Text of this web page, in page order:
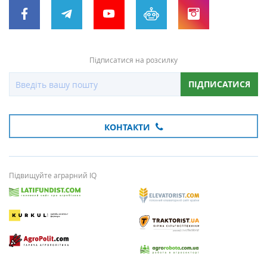
Підписатися на розсилку
ПІДПИСАТИСЯ
КОНТАКТИ
Підвищуйте аграрний IQ